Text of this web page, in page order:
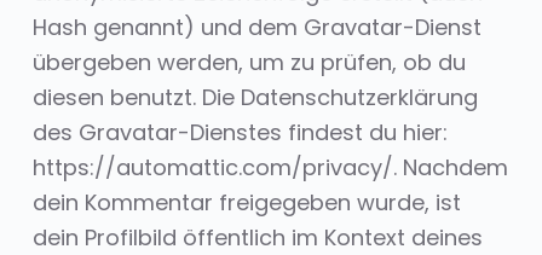
Hash genannt) und dem Gravatar-Dienst
übergeben werden, um zu prüfen, ob du
diesen benutzt. Die Datenschutzerklärung
des Gravatar-Dienstes findest du hier:
https://automattic.com/privacy/. Nachdem
dein Kommentar freigegeben wurde, ist
dein Profilbild öffentlich im Kontext deines